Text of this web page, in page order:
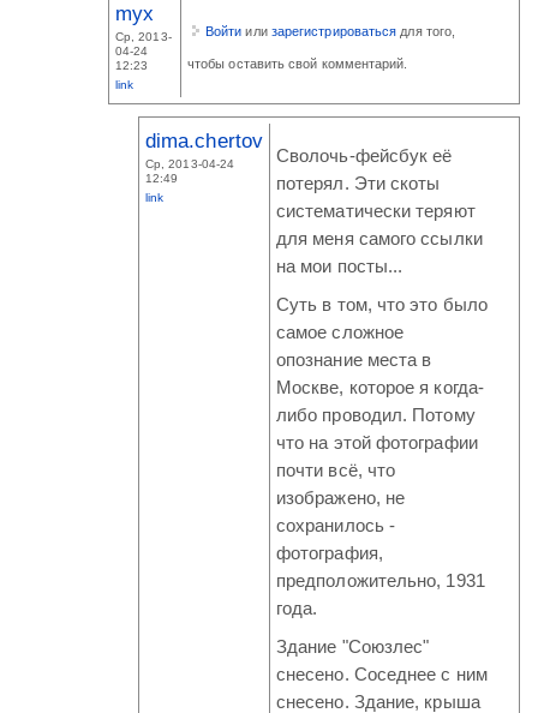
myx
Ср, 2013-
04-24
12:23
link
Войти или зарегистрироваться для того,
чтобы оставить свой комментарий.
dima.chertov
Ср, 2013-04-24
12:49
link
Сволочь-фейсбук её
потерял. Эти скоты
систематически теряют
для меня самого ссылки
на мои посты...
Суть в том, что это было
самое сложное
опознание места в
Москве, которое я когда-
либо проводил. Потому
что на этой фотографии
почти всё, что
изображено, не
сохранилось -
фотография,
предположительно, 1931
года.
Здание "Союзлес"
снесено. Соседнее с ним
снесено. Здание, крыша